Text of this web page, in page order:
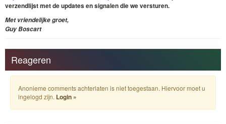
verzendlijst met de updates en signalen die we versturen.
Met vriendelijke groet,
Guy Boscart
Reageren
Anonieme comments achterlaten is niet toegestaan. Hiervoor moet u
ingelogd zijn. Login »